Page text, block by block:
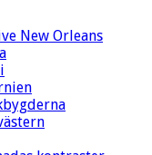
New Orleans